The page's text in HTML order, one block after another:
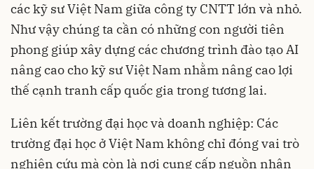
các kỹ sư Việt Nam giữa công ty CNTT lớn và nhỏ.
Như vậy chúng ta cần có những con người tiên
phong giúp xây dựng các chương trình đào tạo AI
nâng cao cho kỹ sư Việt Nam nhằm nâng cao lợi
thế cạnh tranh cấp quốc gia trong tương lai.
Liên kết trường đại học và doanh nghiệp: Các
trường đại học ở Việt Nam không chỉ đóng vai trò
nghiên cứu mà còn là nơi cung cấp nguồn nhân